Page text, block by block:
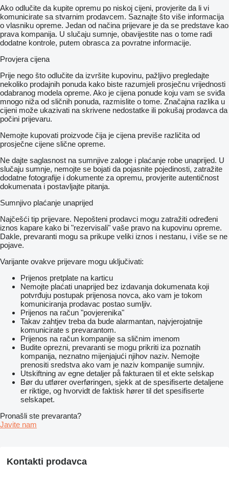
Ako odlučite da kupite opremu po niskoj cijeni, provjerite da li vi
komunicirate sa stvarnim prodavcem. Saznajte što više informacija
o vlasniku opreme. Jedan od načina prijevare je da se predstave kao
prava kompanija. U slučaju sumnje, obavijestite nas o tome radi
dodatne kontrole, putem obrasca za povratne informacije.
Provjera cijena
Prije nego što odlučite da izvršite kupovinu, pažljivo pregledajte
nekoliko prodajnih ponuda kako biste razumjeli prosječnu vrijednosti
odabranog modela opreme. Ako je cijena ponude koju vam se sviđa
mnogo niža od sličnih ponuda, razmislite o tome. Značajna razlika u
cijeni može ukazivati ​​na skrivene nedostatke ili pokušaj prodavca da
počini prijevaru.
Nemojte kupovati proizvode čija je cijena previše različita od
prosječne cijene slične opreme.
Ne dajte saglasnost na sumnjive zaloge i plaćanje robe unaprijed. U
slučaju sumnje, nemojte se bojati da pojasnite pojedinosti, zatražite
dodatne fotografije i dokumente za opremu, provjerite autentičnost
dokumenata i postavljajte pitanja.
Sumnjivo plaćanje unaprijed
Najčešći tip prijevare. Nepošteni prodavci mogu zatražiti određeni
iznos kapare kako bi "rezervisali" vaše pravo na kupovinu opreme.
Dakle, prevaranti mogu sa prikupe veliki iznos i nestanu, i više se ne
pojave.
Varijante ovakve prijevare mogu uključivati:
Prijenos pretplate na karticu
Nemojte plaćati unaprijed bez izdavanja dokumenata koji
potvrđuju postupak prijenosa novca, ako vam je tokom
komuniciranja prodavac postao sumljiv.
Prijenos na račun "povjerenika"
Takav zahtjev treba da bude alarmantan, najvjerojatnije
komunicirate s prevarantom.
Prijenos na račun kompanije sa sličnim imenom
Budite oprezni, prevaranti se mogu prikriti iza poznatih
kompanija, neznatno mijenjajući njihov naziv. Nemojte
prenositi sredstva ako vam je naziv kompanije sumnjiv.
Utskiftning av egne detaljer på fakturaen til et ekte selskap
Bør du utfører overføringen, sjekk at de spesifiserte detaljene
er riktige, og hvorvidt de faktisk hører til det spesifiserte
selskapet.
Pronašli ste prevaranta?
Javite nam
Kontakti prodavca